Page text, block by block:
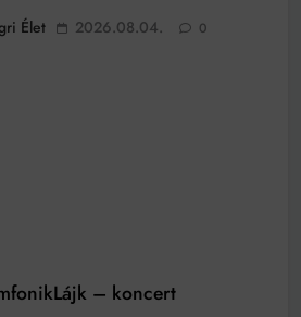
Élet 2026.08.04. 0
– koncert